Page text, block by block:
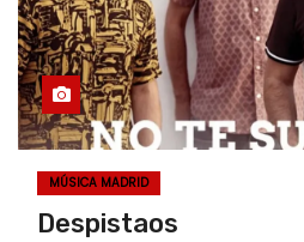
MÚSICA MADRID
Despistaos